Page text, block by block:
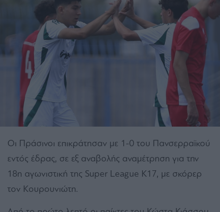
Οι Πράσινοι επικράτησαν με 1-0 του Πανσερραϊκού
εντός έδρας, σε εξ αναβολής αναμέτρηση για την
18η αγωνιστική της Super League K17, με σκόρερ
τον Κουρουνιώτη.